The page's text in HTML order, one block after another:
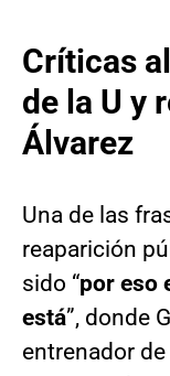
Críticas
de la U y
Álvarez
Una de las
reaparición
sido “por eso
está”, donde
entrenador